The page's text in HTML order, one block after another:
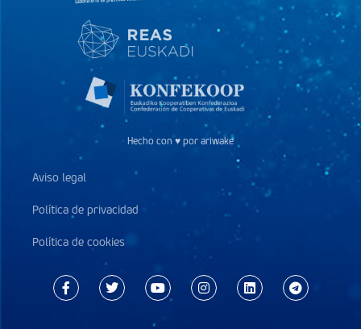
Hecho con ♥ por ariwake
Aviso legal
Política de privacidad
Política de cookies